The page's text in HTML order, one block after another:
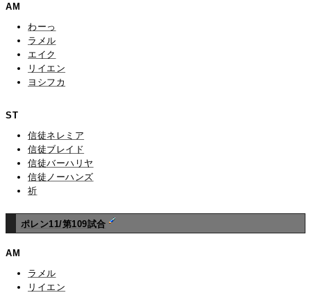
AM
わーっ
ラメル
エイク
リイエン
ヨシフカ
ST
信徒ネレミア
信徒ブレイド
信徒バーハリヤ
信徒ノーハンズ
祈
ポレン11/第109試合
AM
ラメル
リイエン